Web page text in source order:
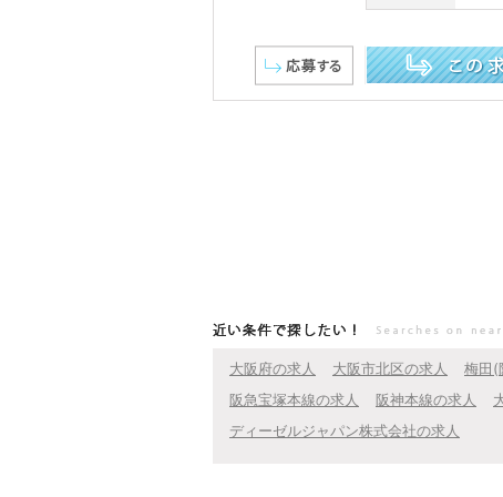
大阪府の求人 大阪市北区の求人 梅田(
阪急宝塚本線の求人
阪神本線の求人
ディーゼルジャパン株式会社の求人